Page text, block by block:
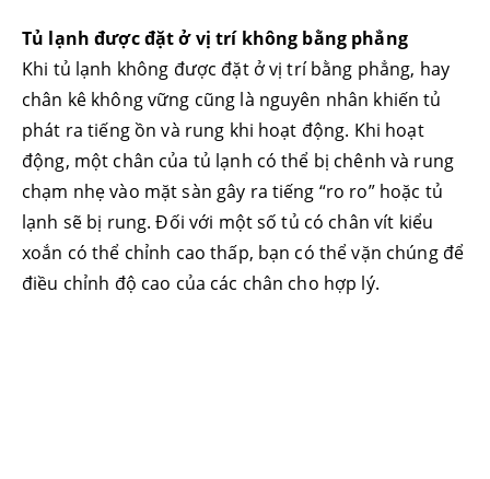
Tủ lạnh được đặt ở vị trí không bằng phẳng
Khi tủ lạnh không được đặt ở vị trí bằng phẳng, hay
chân kê không vững cũng là nguyên nhân khiến tủ
phát ra tiếng ồn và rung khi hoạt động. Khi hoạt
động, một chân của tủ lạnh có thể bị chênh và rung
chạm nhẹ vào mặt sàn gây ra tiếng “ro ro” hoặc tủ
lạnh sẽ bị rung. Đối với một số tủ có chân vít kiểu
xoắn có thể chỉnh cao thấp, bạn có thể vặn chúng để
điều chỉnh độ cao của các chân cho hợp lý.